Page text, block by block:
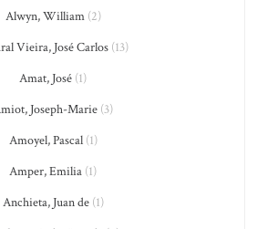
Alwyn, William(2)
Vieira, José Carlos (13)
Amat, José (1)
Joseph-Marie (3)
Amoyel, Pascal(1)
Amper, Emilia (1)
Anchieta, Juan de(1)